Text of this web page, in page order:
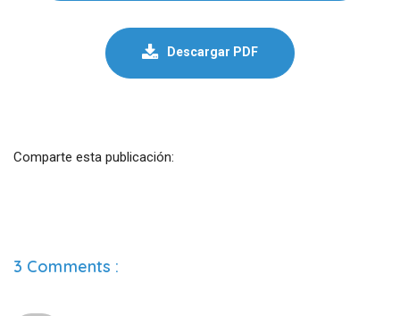
Descargar PDF
Comparte esta publicación:
3 Comments :